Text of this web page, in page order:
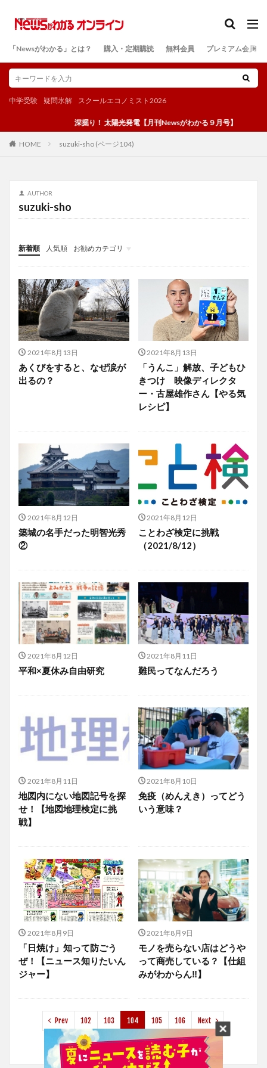
「Newsがわかる」とは？ 購入・定期購読 無料会員 プレミアム会員
中学受験 疑問氷解 スクールエコノミスト2026
深掘り！ 太陽光発電【月刊Newsがわかる９月号】
HOME suzuki-sho (ページ104)
AUTHOR
suzuki-sho
新着順 人気順
お勧めカテゴリ
投稿
学び
マンガ
電子書籍
2021年8月13日
あくびをすると、なぜ涙が
出るの？
2021年8月13日
「うんこ」解放、子どもひ
きつけ 映像ディレクタ
ー・古屋雄作さん【やる気
レシピ】
2021年8月12日
築城の名手だった明智光秀
②
2021年8月12日
ことわざ検定に挑戦
（2021/8/12）
2021年8月12日
平和×夏休み自由研究
2021年8月11日
難民ってなんだろう
2021年8月11日
地図内にない地図記号を探
せ！【地図地理検定に挑
戦】
2021年8月10日
免疫（めんえき）ってどう
いう意味？
2021年8月9日
「日焼け」知って防ごう
ぜ！【ニュース知りたいん
ジャー】
2021年8月9日
モノを売らない店はどうや
って商売している？【仕組
みがわからん‼】
Prev 102 103 104 105 106 Next
検索